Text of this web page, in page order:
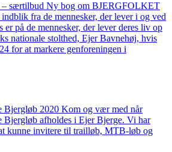
særtilbud Ny bog om BJERGFOLKET
fra de mennesker, der lever i og ved
er på de mennesker, der lever deres liv op
nationale stolthed, Ejer Bavnehøj, hvis
for at markere genforeningen i
Bjergløb 2020 Kom og vær med når
Bjergløb afholdes i Ejer Bjerge. Vi har
kunne invitere til trailløb, MTB-løb og